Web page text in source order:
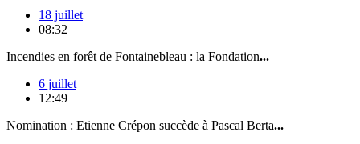
18 juillet
08:32
Incendies en forêt de Fontainebleau : la Fondation...
6 juillet
12:49
Nomination : Etienne Crépon succède à Pascal Berta...